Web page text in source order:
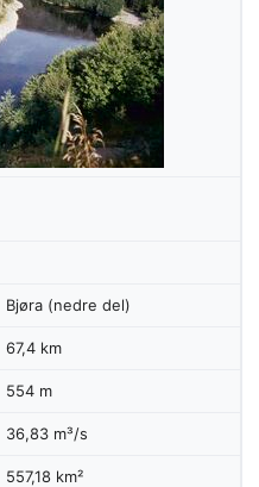
Bjøra (nedre del)
67,4 km
554 m
36,83 m³/s
557,18 km²